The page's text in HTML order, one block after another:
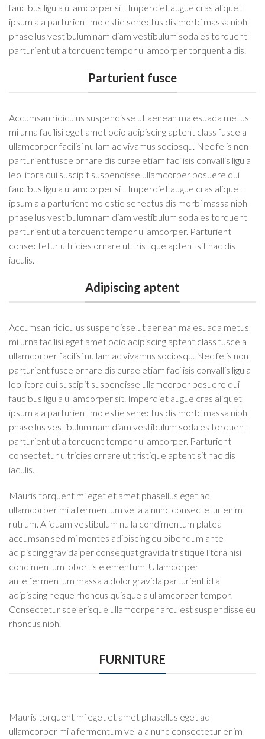
faucibus ligula ullamcorper sit. Imperdiet augue cras aliquet
ipsum a a parturient molestie senectus dis morbi massa nibh
phasellus vestibulum nam diam vestibulum sodales torquent
parturient ut a torquent tempor ullamcorper torquent a dis.
Parturient fusce
Accumsan ridiculus suspendisse ut aenean malesuada metus
mi urna facilisi eget amet odio adipiscing aptent class fusce a
ullamcorper facilisi nullam ac vivamus sociosqu. Nec felis non
parturient fusce ornare dis curae etiam facilisis convallis ligula
leo litora dui suscipit suspendisse ullamcorper posuere dui
faucibus ligula ullamcorper sit. Imperdiet augue cras aliquet
ipsum a a parturient molestie senectus dis morbi massa nibh
phasellus vestibulum nam diam vestibulum sodales torquent
parturient ut a torquent tempor ullamcorper. Parturient
consectetur ultricies ornare ut tristique aptent sit hac dis
iaculis.
Adipiscing aptent
Accumsan ridiculus suspendisse ut aenean malesuada metus
mi urna facilisi eget amet odio adipiscing aptent class fusce a
ullamcorper facilisi nullam ac vivamus sociosqu. Nec felis non
parturient fusce ornare dis curae etiam facilisis convallis ligula
leo litora dui suscipit suspendisse ullamcorper posuere dui
faucibus ligula ullamcorper sit. Imperdiet augue cras aliquet
ipsum a a parturient molestie senectus dis morbi massa nibh
phasellus vestibulum nam diam vestibulum sodales torquent
parturient ut a torquent tempor ullamcorper. Parturient
consectetur ultricies ornare ut tristique aptent sit hac dis
iaculis.
Mauris torquent mi eget et amet phasellus eget ad
ullamcorper mi a fermentum vel a a nunc consectetur enim
rutrum. Aliquam vestibulum nulla condimentum platea
accumsan sed mi montes adipiscing eu bibendum ante
adipiscing gravida per consequat gravida tristique litora nisi
condimentum lobortis elementum. Ullamcorper
ante fermentum massa a dolor gravida parturient id a
adipiscing neque rhoncus quisque a ullamcorper tempor.
Consectetur scelerisque ullamcorper arcu est suspendisse eu
rhoncus nibh.
FURNITURE
Mauris torquent mi eget et amet phasellus eget ad
ullamcorper mi a fermentum vel a a nunc consectetur enim